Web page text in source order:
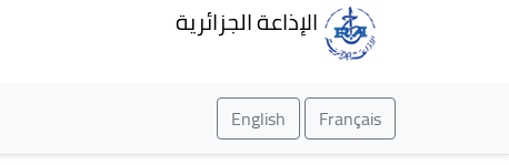
الإذاعة الجزائرية
Français
English